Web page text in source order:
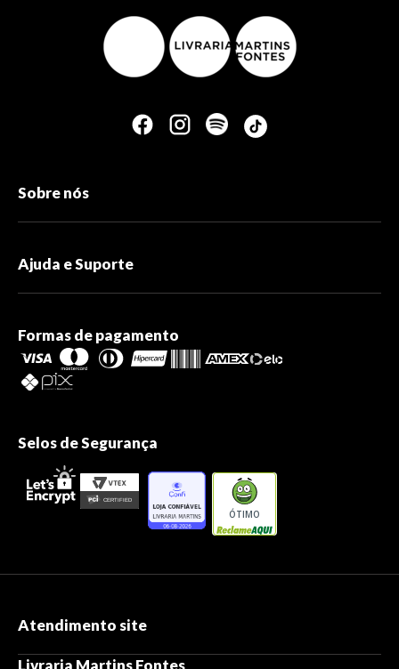
Sobre nós
Ajuda e Suporte
Formas de pagamento
Selos de Segurança
ÓTIMO
Atendimento site
Livraria Martins Fontes